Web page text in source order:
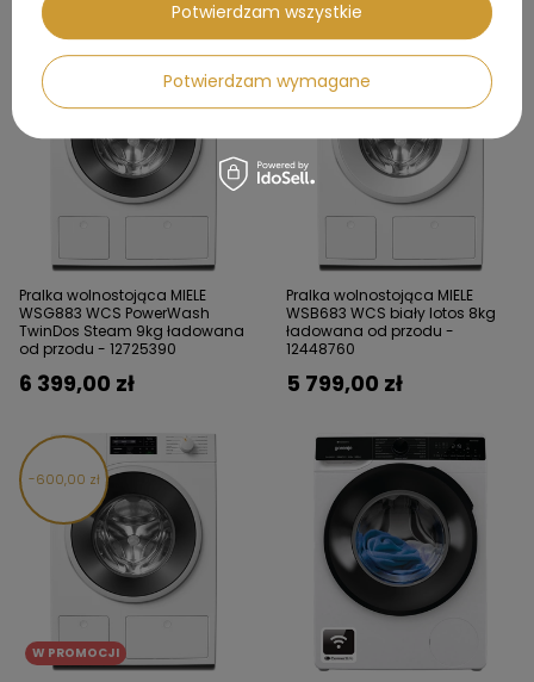
Pralka wolnostojąca MIELE
WSG883 WCS PowerWash
TwinDos Steam 9kg ładowana
od przodu - 12725390
6 399,00 zł
Pralka wolnostojąca MIELE
WSB683 WCS biały lotos 8kg
ładowana od przodu -
12448760
5 799,00 zł
600,00 zł
W PROMOCJI
Potwierdzam wymagane
Potwierdzam wszystkie